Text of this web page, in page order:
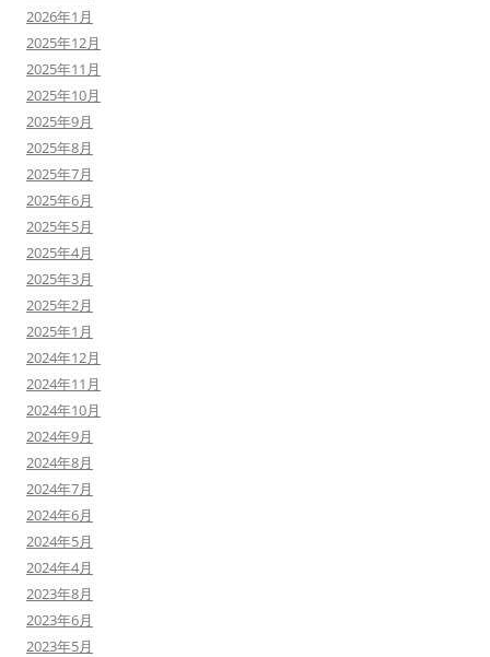
2026年1月
2025年12月
2025年11月
2025年10月
2025年9月
2025年8月
2025年7月
2025年6月
2025年5月
2025年4月
2025年3月
2025年2月
2025年1月
2024年12月
2024年11月
2024年10月
2024年9月
2024年8月
2024年7月
2024年6月
2024年5月
2024年4月
2023年8月
2023年6月
2023年5月